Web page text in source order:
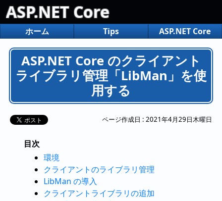
ASP.NET Core
ホーム Tips ASP.NET Core
ASP.NET Core のクライアント
ライブラリ管理「LibMan」を使
用する
ページ作成日 : 2021年4月29日木曜日
目次
環境
クライアントのライブラリ管理
LibMan の導入
クライアントライブラリの追加